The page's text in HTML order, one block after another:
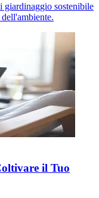
giardinaggio sostenibile
il Tuo